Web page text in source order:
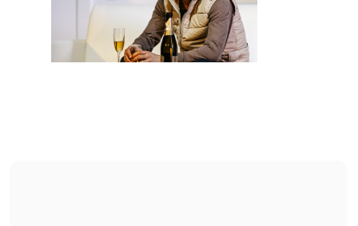
Спектакли
Специальные проекты